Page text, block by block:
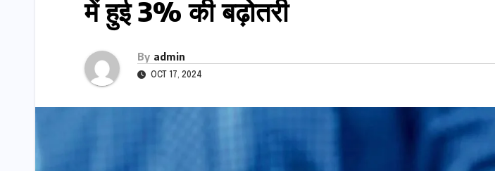
में हुई 3% की बढ़ोतरी
By admin
OCT 17, 2024